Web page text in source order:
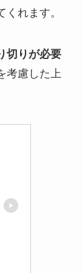
れます。
切りが必要
考慮した上